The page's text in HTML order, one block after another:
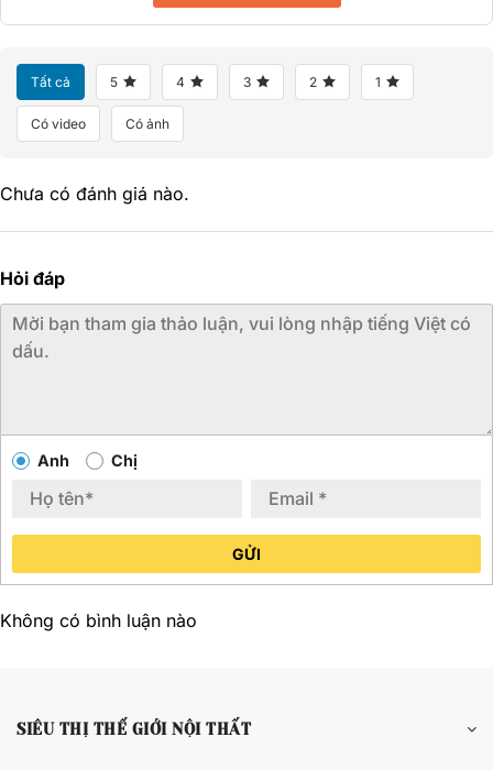
Tất cả 5 4 3 2 1
Có video Có ảnh
Chưa có đánh giá nào.
Hỏi đáp
Anh Chị
GỬI
Không có bình luận nào
SIÊU THỊ THẾ GIỚI NỘI THẤT